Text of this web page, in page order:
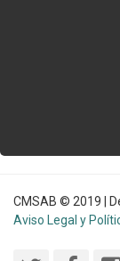
CMSAB © 2019 |
Aviso Legal y